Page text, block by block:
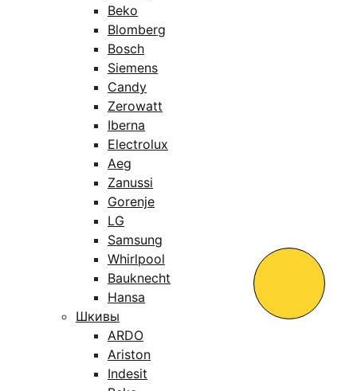
Beko
Blomberg
Bosch
Siemens
Candy
Zerowatt
Iberna
Electrolux
Aeg
Zanussi
Gorenje
LG
Samsung
Whirlpool
Bauknecht
Hansa
Шкивы
ARDO
Ariston
Indesit